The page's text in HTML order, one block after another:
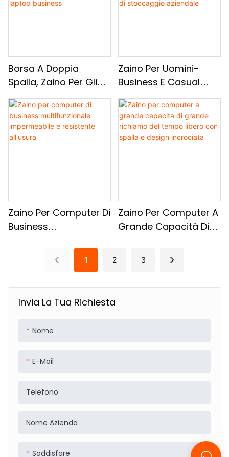
Invia La Tua Richiesta
Nome
E-Mail
Telefono
Nome Azienda
Soddisfare
Borsa A Doppia
Spalla, Zaino Per Gli
Affari Maschile, Borsa
Da Viaggio Casual A
Grande Capacità,
Zaino Per Laptop
Zaino Per Uomini-
Business E Casual
Zaino A Doppia Scopi
Per Laptop Da 15
Pollici-Borsa Da
Viaggio
Zaino Per Computer Di
Business
Impermeabile E
Resistente All'usura
Zaino Per Computer A
Grande Capacità Di
Tempo Libero Con
1 2 3